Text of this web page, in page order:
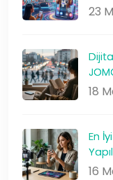
23
18
En
16